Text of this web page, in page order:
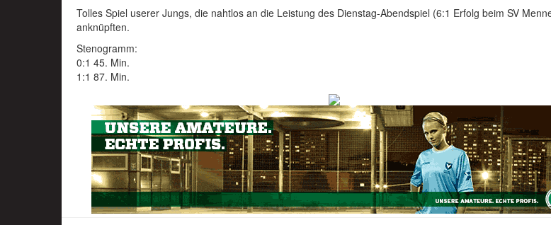
Tolles Spiel userer Jungs, die nahtlos an die Leistung des Dienstag-Abendspiel (6:1 Erfolg beim SV
anknüpften.
Stenogramm:
0:1 45. Min.
1:1 87. Min.